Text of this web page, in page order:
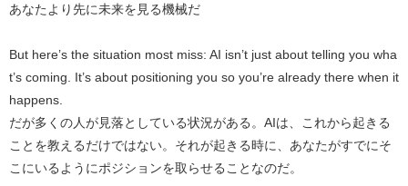
あなたより先に未来を見る機械だ
But here’s the situation most miss: AI isn’t just about telling you wha
t’s coming. It’s about positioning you so you’re already there when it
happens.
だが多くの人が見落としている状況がある。AIは、これから起きる
ことを教えるだけではない。それが起きる時に、あなたがすでにそ
こにいるようにポジションを取らせることなのだ。